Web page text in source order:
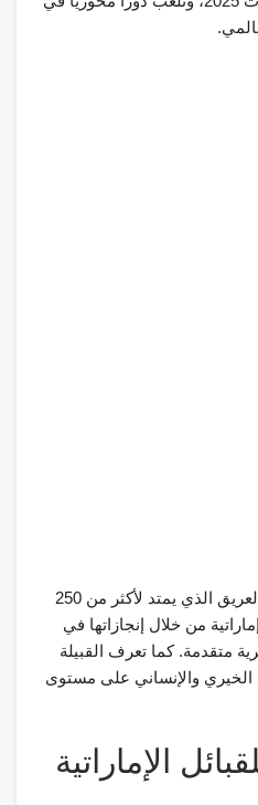
بتاريخها العريق الذي يمتد لأكثر من 250
من خلال إنجازاتها في
متقدمة. كما تعرف القبيلة
الخيري والإنساني على مستوى
الإماراتية